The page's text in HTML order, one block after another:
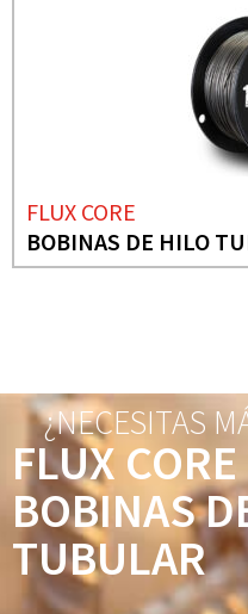
FLUX CORE
BOBINAS DE HILO
¿NECESITAS
FLUX CORE
BOBINAS
TUBULAR